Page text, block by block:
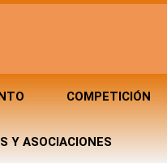
COMPETICIÓN
Y ASOCIACIONES